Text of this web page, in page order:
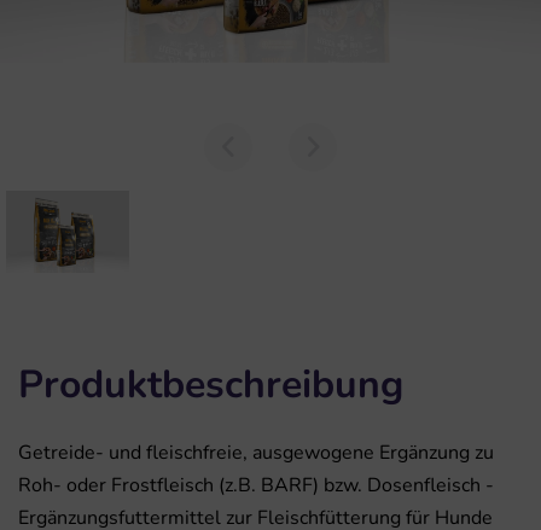
Produktbeschreibung
Getreide- und fleischfreie, ausgewogene Ergänzung zu
Roh- oder Frostfleisch (z.B. BARF) bzw. Dosenfleisch -
Ergänzungsfuttermittel zur Fleischfütterung für Hunde